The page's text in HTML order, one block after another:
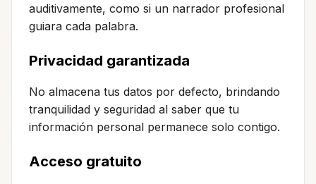
auditivamente, como si un narrador profesional
guiara cada palabra.
Privacidad garantizada
No almacena tus datos por defecto, brindando
tranquilidad y seguridad al saber que tu
información personal permanece solo contigo.
Acceso gratuito